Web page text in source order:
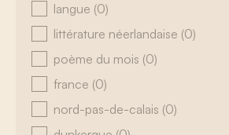
langue (0)
littérature néerlandaise (0)
poème du mois (0)
france (0)
nord-pas-de-calais (0)